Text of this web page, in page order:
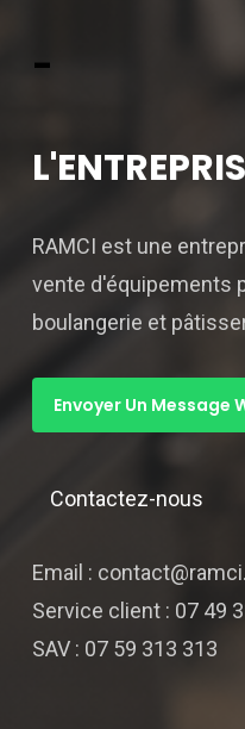
-
RAMCI est une
vente d'équipements
boulangerie et
Envoyer Un Message
Contactez-nous
Email :
Service client : 07 49
SAV : 07 59 313 313